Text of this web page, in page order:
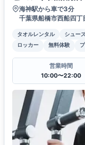
海神駅から車で3分
千葉県船橋市西船四
タオルレンタル シュー
ロッカー
無料体験
営業時間
10:00〜22:00